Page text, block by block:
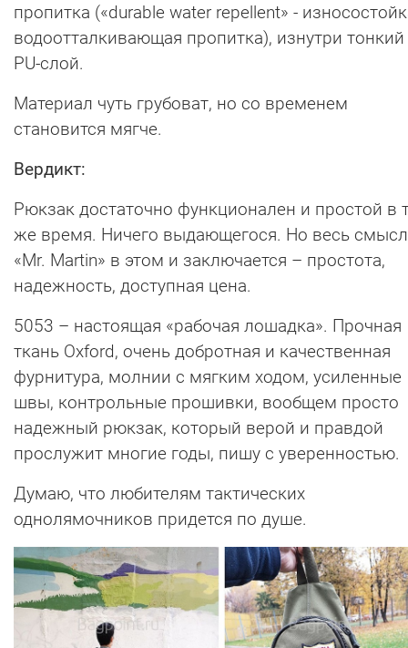
пропитка («durable water repellent» -
водоотталкивающая пропитка), изнутри тонкий
PU-слой.
Материал чуть грубоват, но со временем
становится мягче.
Вердикт:
Рюкзак достаточно функционален и простой в
же время. Ничего выдающегося. Но весь смысл
«Mr. Martin» в этом и заключается – простота,
надежность, доступная цена.
5053 – настоящая «рабочая лошадка». Прочная
ткань Oxford, очень добротная и качественная
фурнитура, молнии с мягким ходом, усиленные
швы, контрольные прошивки, вообщем просто
надежный рюкзак, который верой и правдой
прослужит многие годы, пишу с уверенностью.
Думаю, что любителям тактических
однолямочников придется по душе.